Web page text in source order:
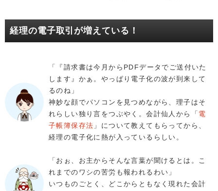
経理の電子取引が増えている！
「『請求書は今月からPDFデータでご送付いた
します』かぁ。やっぱり電子化の波が到来して
るのね」
神妙な顔でパソコンを見つめながら、理子はそ
れらしい独り言をつぶやく。会計仙人から「 電
子帳簿保存法 」について教えてもらってから、
経理の電子化に熱が入っているらしい。
「おぉ、お主からそんな言葉が聞けるとは。こ
れまでのワシの苦労も報われるわい」
いつものごとく、どこからともなく現れた会計